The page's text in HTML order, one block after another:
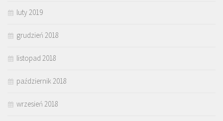
luty 2019
grudzień 2018
listopad 2018
październik 2018
wrzesień 2018